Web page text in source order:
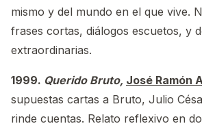
mismo y del mundo en el que vive.
frases cortas, diálogos escuetos, y
extraordinarias.
1999. Querido Bruto, José Ramón
supuestas cartas a Bruto, Julio
rinde cuentas. Relato reflexivo en